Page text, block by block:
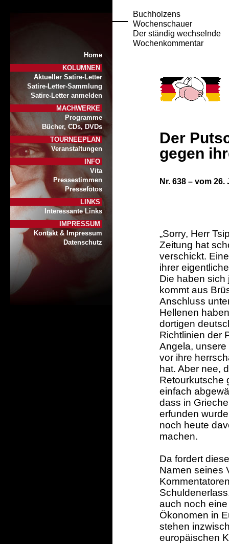
Home
KOLUMNEN
Aktueller Satire-Letter
Satire-Letter-Sammlung
Satire-Letter anmelden
MACHWERKE
Programme
Bücher, CDs, DVDs
TOURNEEPLAN
Veranstaltungen
INFO
Vita
Pressestimmen
Pressefotos
LINKS
Interessante Links
IMPRESSUM
Kontakt & Impressum
Datenschutz
Buchholzens
Wochenschauer
Der ständig wechselnde
Wochenkommentar
Der
gegen
Nr. 638 – vom 26.
„Sorry, Herr
Zeitung hat
verschickt.
ihrer
Die haben sich
kommt aus
Anschluss
Hellenen
dortigen
Richtlinien der
Angela,
vor ihre
hat. Aber nee,
Retourkutsche
einfach
dass in
erfunden
noch heute
machen.
Da fordert
Namen seines
auch noch
Ökonomen in
stehen
europäischen